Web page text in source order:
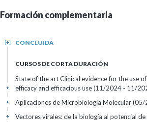
Formación complementaria
CONCLUIDA
+
CURSOS DE CORTA DURACIÓN
State of the art Clinical evidence for the use
efficacy and efficacious use(11/2024 - 11/
+
Aplicaciones de Microbiología Molecular(05/
+
Vectores virales: de la biología al potencial de
+